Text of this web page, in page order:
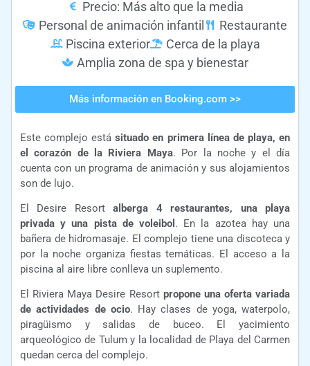
Precio: Más alto que la media
Personal de animación infantil
Restaurante
Piscina exterior
Cerca de la playa
Amplia zona de spa y bienestar
Más información en Booking.com >>
Este complejo está situado en primera línea de playa, en
el corazón de la Riviera Maya. Por la noche y el día
cuenta con un programa de animación y sus alojamientos
son de lujo.
El Desire Resortalberga 4 restaurantes, una playa
privada y una pista de voleibol . En la azotea hay una
bañera de hidromasaje. El complejo tiene una discoteca y
por la noche organiza fiestas temáticas. El acceso a la
piscina al aire libre conlleva un suplemento.
El Riviera Maya Desire Resort propone una oferta variada
de actividades de ocio. Hay clases de yoga, waterpolo,
piragüismo y salidas de buceo. El yacimiento
arqueológico de Tulum y la localidad de Playa del Carmen
quedan cerca del complejo.